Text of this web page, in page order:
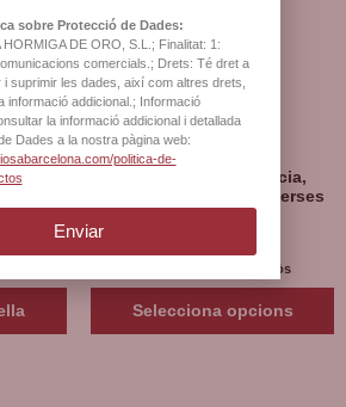
cm
Figura de santa Llúcia,
patrona dels cecs, diverses
mides
I.V.A inclòs
Selecciona opcions
sobre Protecció de Dades:
HORMIGA DE ORO, S.L.; Finalitat: 1:
comercials.; Drets: Té dret a
suprimir les dades, així com altres drets,
informació addicional.; Informació
la informació addicional i detallada
Dades a la nostra pàgina web:
politica-de-
Enviar